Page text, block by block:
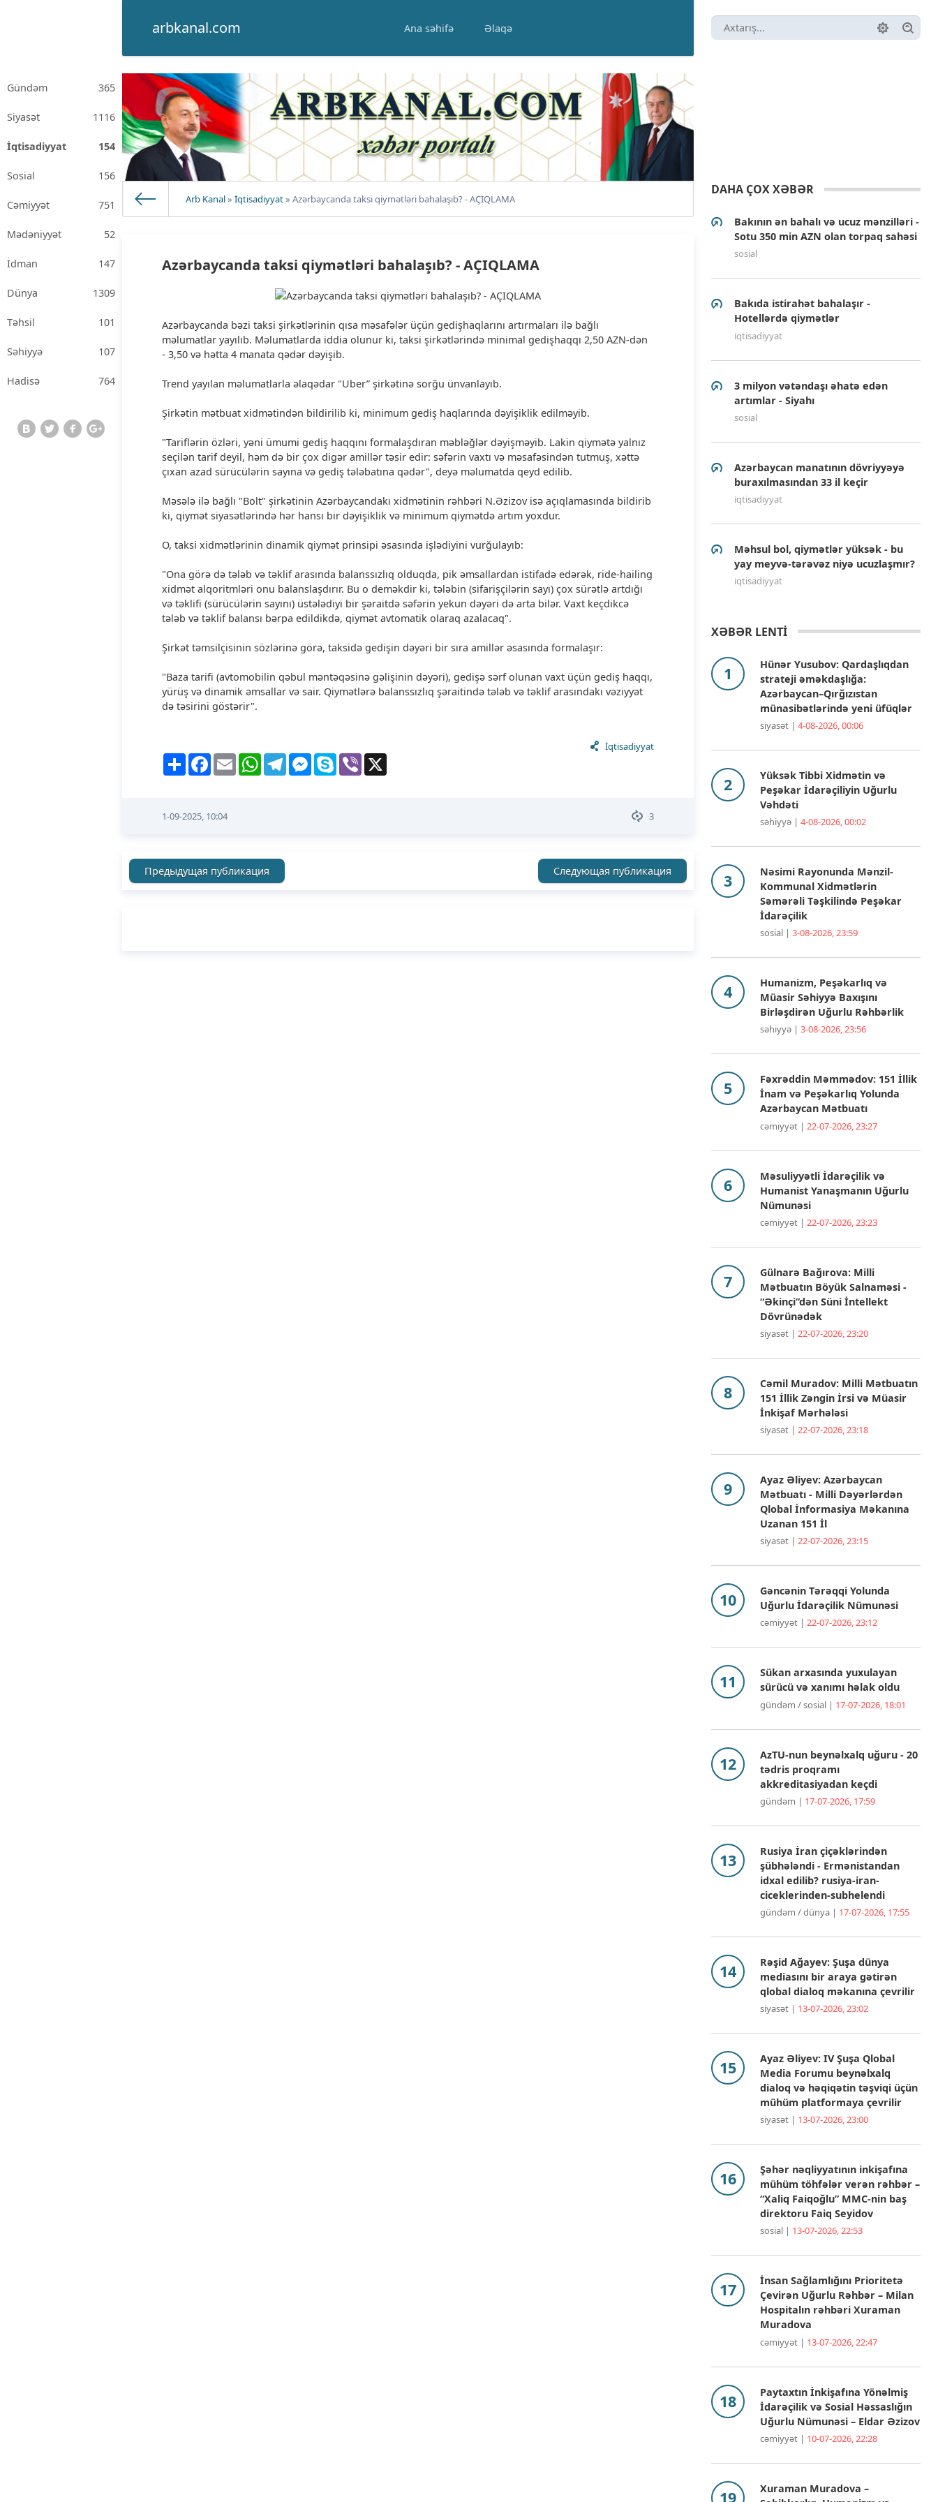
arbkanal.com Ana səhifə Əlaqə
Gündəm 365
Siyasət 1116
İqtisadiyyat 154
Sosial 156
Cəmiyyət 751
Mədəniyyət 52
İdman 147
Dünya 1309
Təhsil 101
Səhiyyə 107
Hadisə 764
Arb Kanal»İqtisadiyyat» Azərbaycanda taksi qiymətləri bahalaşıb? - AÇIQLAMA
Azərbaycanda taksi qiymətləri bahalaşıb? - AÇIQLAMA
Azərbaycanda bəzi taksi şirkətlərinin qısa məsafələr üçün gedişhaqlarını artırmaları ilə bağlı
məlumatlar yayılıb. Məlumatlarda iddia olunur ki, taksi şirkətlərində minimal gedişhaqqı 2,50 AZN-dən
- 3,50 və hətta 4 manata qədər dəyişib.
Trend yayılan məlumatlarla əlaqədar "Uber” şirkətinə sorğu ünvanlayıb.
Şirkətin mətbuat xidmətindən bildirilib ki, minimum gediş haqlarında dəyişiklik edilməyib.
"Tariflərin özləri, yəni ümumi gediş haqqını formalaşdıran məbləğlər dəyişməyib. Lakin qiymətə yalnız
seçilən tarif deyil, həm də bir çox digər amillər təsir edir: səfərin vaxtı və məsafəsindən tutmuş, xəttə
çıxan azad sürücülərin sayına və gediş tələbatına qədər", deyə məlumatda qeyd edilib.
Məsələ ilə bağlı "Bolt" şirkətinin Azərbaycandakı xidmətinin rəhbəri N.Əzizov isə açıqlamasında bildirib
ki, qiymət siyasətlərində hər hansı bir dəyişiklik və minimum qiymətdə artım yoxdur.
O, taksi xidmətlərinin dinamik qiymət prinsipi əsasında işlədiyini vurğulayıb:
"Ona görə də tələb və təklif arasında balanssızlıq olduqda, pik əmsallardan istifadə edərək, ride-hailing
xidmət alqoritmləri onu balanslaşdırır. Bu o deməkdir ki, tələbin (sifarişçilərin sayı) çox sürətlə artdığı
və təklifi (sürücülərin sayını) üstələdiyi bir şəraitdə səfərin yekun dəyəri də arta bilər. Vaxt keçdikcə
tələb və təklif balansı bərpa edildikdə, qiymət avtomatik olaraq azalacaq".
Şirkət təmsilçisinin sözlərinə görə, taksidə gedişin dəyəri bir sıra amillər əsasında formalaşır:
"Baza tarifi (avtomobilin qəbul məntəqəsinə gəlişinin dəyəri), gedişə sərf olunan vaxt üçün gediş haqqı,
yürüş və dinamik əmsallar və sair. Qiymətlərə balanssızlıq şəraitində tələb və təklif arasındakı vəziyyət
də təsirini göstərir".
İqtisadiyyat
Share Facebook
Email WhatsAppTelegramMessenger
SkypeViber
3
1-09-2025, 10:04
DAHA ÇOX XƏBƏR
Bakının ən bahalı və ucuz mənzilləri -
Sotu 350 min AZN olan torpaq sahəsi
sosial
Bakıda istirahət bahalaşır -
Hotellərdə qiymətlər
i̇qtisadiyyat
3 milyon vətəndaşı əhatə edən
artımlar - Siyahı
sosial
Azərbaycan manatının dövriyyəyə
buraxılmasından 33 il keçir
i̇qtisadiyyat
Məhsul bol, qiymətlər yüksək - bu
yay meyvə-tərəvəz niyə ucuzlaşmır?
i̇qtisadiyyat
XƏBƏR LENTİ
Hünər Yusubov: Qardaşlıqdan
strateji əməkdaşlığa:
Azərbaycan–Qırğızıstan
münasibətlərində yeni üfüqlər
siyasət | 4-08-2026, 00:06
Yüksək Tibbi Xidmətin və
Peşəkar İdarəçiliyin Uğurlu
Vəhdəti
səhiyyə | 4-08-2026, 00:02
Nəsimi Rayonunda Mənzil-
Kommunal Xidmətlərin
Səmərəli Təşkilində Peşəkar
İdarəçilik
sosial | 3-08-2026, 23:59
Humanizm, Peşəkarlıq və
Müasir Səhiyyə Baxışını
Birləşdirən Uğurlu Rəhbərlik
səhiyyə | 3-08-2026, 23:56
Fəxrəddin Məmmədov: 151 İllik
İnam və Peşəkarlıq Yolunda
Azərbaycan Mətbuatı
cəmiyyət | 22-07-2026, 23:27
Məsuliyyətli İdarəçilik və
Humanist Yanaşmanın Uğurlu
Nümunəsi
cəmiyyət | 22-07-2026, 23:23
Gülnarə Bağırova: Milli
Mətbuatın Böyük Salnaməsi -
“Əkinçi”dən Süni İntellekt
Dövrünədək
siyasət | 22-07-2026, 23:20
Cəmil Muradov: Milli Mətbuatın
151 İllik Zəngin İrsi və Müasir
İnkişaf Mərhələsi
siyasət | 22-07-2026, 23:18
Ayaz Əliyev: Azərbaycan
Mətbuatı - Milli Dəyərlərdən
Qlobal İnformasiya Məkanına
Uzanan 151 İl
siyasət | 22-07-2026, 23:15
Gəncənin Tərəqqi Yolunda
Uğurlu İdarəçilik Nümunəsi
cəmiyyət | 22-07-2026, 23:12
Sükan arxasında yuxulayan
sürücü və xanımı həlak oldu
gündəm / sosial | 17-07-2026, 18:01
AzTU-nun beynəlxalq uğuru - 20
tədris proqramı
akkreditasiyadan keçdi
gündəm | 17-07-2026, 17:59
Rusiya İran çiçəklərindən
şübhələndi - Ermənistandan
idxal edilib? rusiya-iran-
ciceklerinden-subhelendi
gündəm / dünya | 17-07-2026, 17:55
Rəşid Ağayev: Şuşa dünya
mediasını bir araya gətirən
qlobal dialoq məkanına çevrilir
siyasət | 13-07-2026, 23:02
Ayaz Əliyev: IV Şuşa Qlobal
Media Forumu beynəlxalq
dialoq və həqiqətin təşviqi üçün
mühüm platformaya çevrilir
siyasət | 13-07-2026, 23:00
Şəhər nəqliyyatının inkişafına
mühüm töhfələr verən rəhbər –
“Xaliq Faiqoğlu” MMC-nin baş
direktoru Faiq Seyidov
sosial | 13-07-2026, 22:53
İnsan Sağlamlığını Prioritetə
Çevirən Uğurlu Rəhbər – Milan
Hospitalın rəhbəri Xuraman
Muradova
cəmiyyət | 13-07-2026, 22:47
Paytaxtın İnkişafına Yönəlmiş
İdarəçilik və Sosial Həssaslığın
Uğurlu Nümunəsi – Eldar Əzizov
cəmiyyət | 10-07-2026, 22:28
Xuraman Muradova –
Предыдущая публикация Следующая публикация